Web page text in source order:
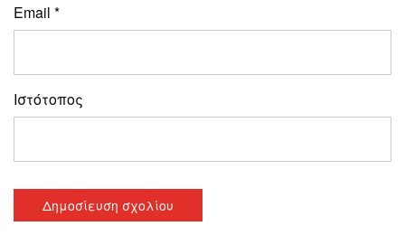
Email *
Ιστότοπος